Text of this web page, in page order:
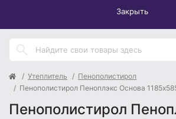
Закрыть
Утеплитель
Пенополистирол
Пенополистирол Пеноплэкс Основа
Пенополистирол